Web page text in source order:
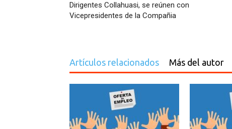
Dirigentes Collahuasi, se reúnen con
Vicepresidentes de la Compañia
Artículos relacionados Más del autor